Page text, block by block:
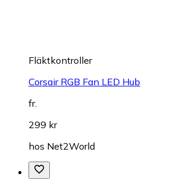
Fläktkontroller
Corsair RGB Fan LED Hub
fr.
299 kr
hos Net2World